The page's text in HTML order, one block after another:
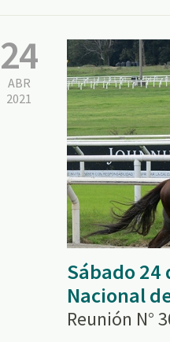
24
ABR
2021
Sábado 24
Nacional
Reunión N°